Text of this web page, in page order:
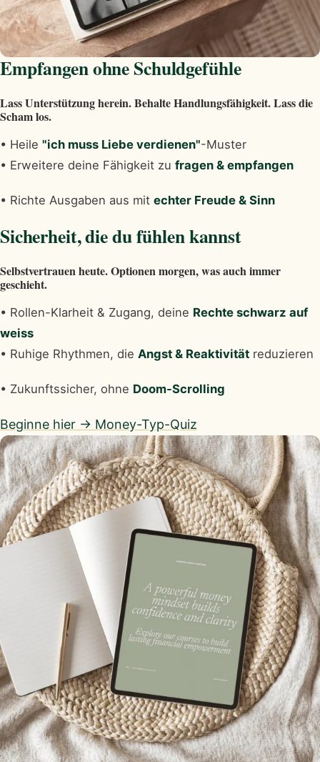
Empfangen ohne Schuldgefühle
Lass Unterstützung herein. Behalte Handlungsfähigkeit. Lass die
Scham los.
• Heile "ich muss Liebe verdienen"-Muster
• Erweitere deine Fähigkeit zu fragen & empfangen
• Richte Ausgaben aus mit echter Freude & Sinn
Sicherheit, die du fühlen kannst
Selbstvertrauen heute. Optionen morgen, was auch immer
geschieht.
• Rollen-Klarheit & Zugang, deine Rechte schwarz auf
weiss
• Ruhige Rhythmen, die Angst & Reaktivität reduzieren
• Zukunftssicher, ohne Doom-Scrolling
Beginne hier → Money-Typ-Quiz